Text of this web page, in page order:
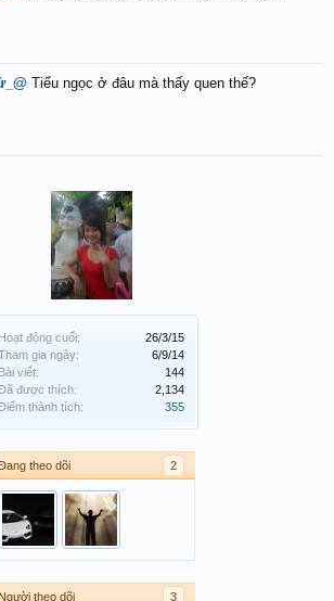
Hoạt động cuối:
26/3/15
gia ngày:
6/9/14
Bài viết:
144
được thích:
2,134
thành tích:
355
theo dõi 2
Người theo dõi 3
Tiểu ngọc ở đâu mà thấy quen thế?